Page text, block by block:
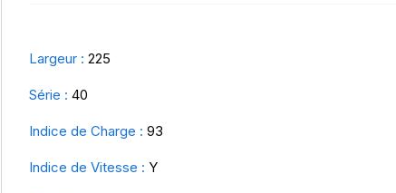
Largeur : 225
Série : 40
Indice de Charge : 93
Indice de Vitesse : Y